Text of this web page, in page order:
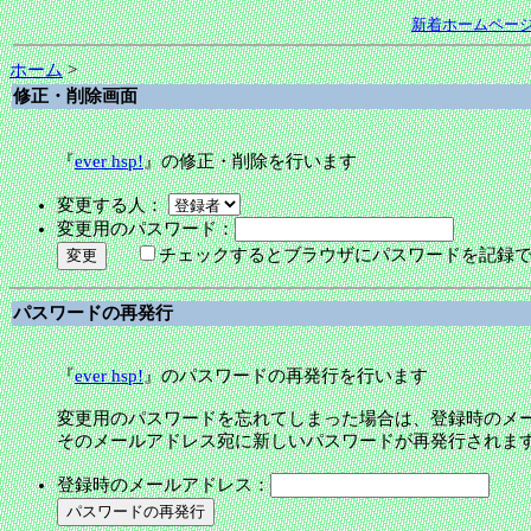
新着ホームペー
ホーム>
修正・削除画面
『ever hsp!』の修正・削除を行います
変更する人：
変更用のパスワード：
チェックするとブラウザにパスワードを記録
パスワードの再発行
『ever hsp!』のパスワードの再発行を行います
変更用のパスワードを忘れてしまった場合は、登録時のメ
そのメールアドレス宛に新しいパスワードが再発行されま
登録時のメールアドレス：